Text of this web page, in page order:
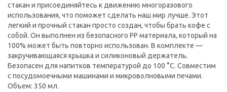
стакан и присоединяйтесь к движению многоразового
использования, что поможет сделать наш мир лучше. Этот
легкий и прочный стакан просто создан, чтобы брать кофе с
собой. Он выполнен из безопасного PP материала, который на
100% может быть повторно использован. В комплекте —
закручивающаяся крышка и силиконовый держатель.
Безопасен для напитков температурой до 100 °C. Совместим
с посудомоечными машинами и микроволновыми печами.
Объем: 350 мл.